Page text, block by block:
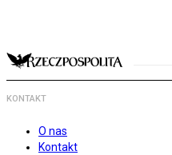
KONTAKT
O nas
Kontakt